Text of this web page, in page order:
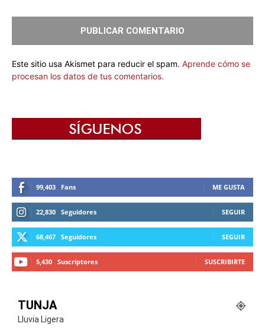
Este sitio usa Akismet para reducir el spam. Aprende cómo se
procesan los datos de tus comentarios.
99,403 Fans ME GUSTA
22,830 Seguidores SEGUIR
68,467 Seguidores SEGUIR
5,430 Suscriptores SUSCRIBIRTE
TUNJA
Lluvia Ligera